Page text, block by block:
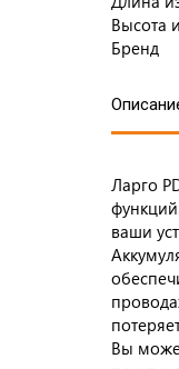
Высота
Бренд
Ларго
ваши
Вы